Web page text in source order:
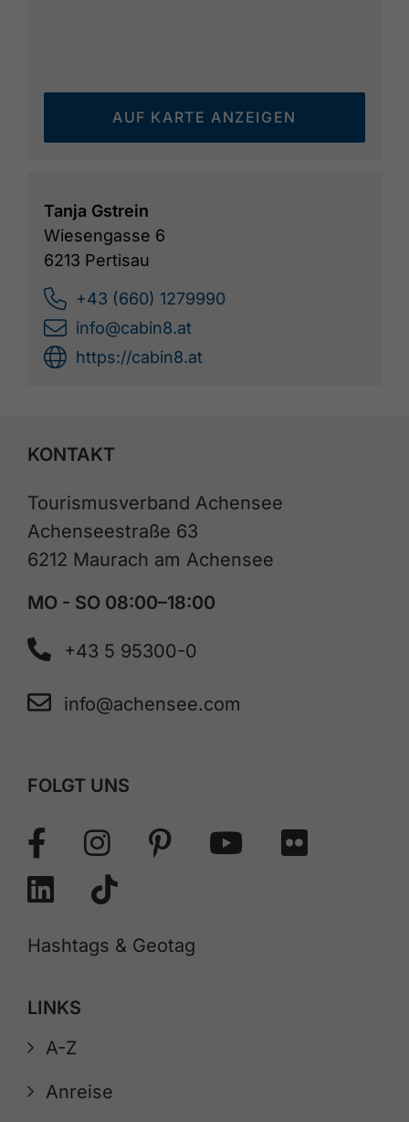
AUF KARTE ANZEIGEN
Tanja Gstrein
Wiesengasse 6
6213 Pertisau
+43 (660) 1279990
info@cabin8.at
https://cabin8.at
KONTAKT
Tourismusverband Achensee
Achenseestraße 63
6212 Maurach am Achensee
MO - SO 08:00–18:00
+43 5 95300-0
info@achensee.com
FOLGT UNS
Hashtags & Geotag
LINKS
A-Z
Anreise